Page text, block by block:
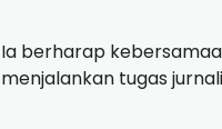
Ia berharap
menjalankan tugas